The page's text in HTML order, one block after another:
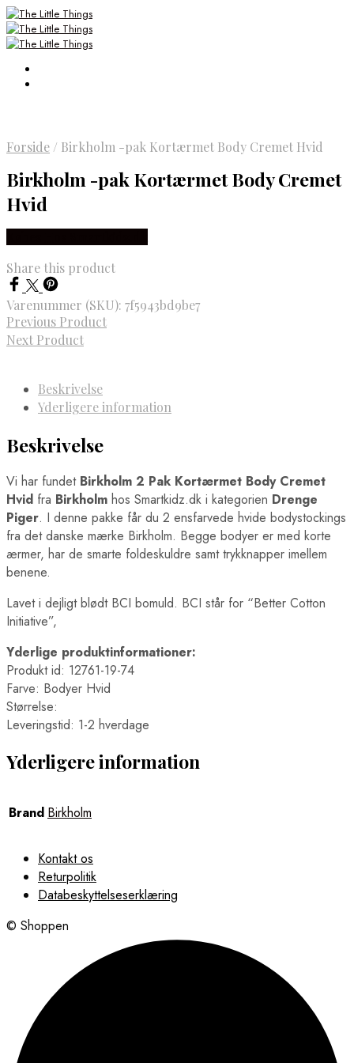
Forside / Birkholm -pak Kortærmet Body Cremet Hvid
Birkholm -pak Kortærmet Body Cremet
Hvid
Share this product
Varenummer (SKU): 7f5943bd9be7
Previous Product
Next Product
Beskrivelse
Yderligere information
Beskrivelse
Vi har fundet Birkholm 2 Pak Kortærmet Body Cremet
Hvid fra Birkholm hos Smartkidz.dk i kategorien Drenge
Piger. I denne pakke får du 2 ensfarvede hvide bodystockings
fra det danske mærke Birkholm. Begge bodyer er med korte
ærmer, har de smarte foldeskuldre samt trykknapper imellem
benene.
Lavet i dejligt blødt BCI bomuld. BCI står for “Better Cotton
Initiative”,
Yderlige produktinformationer:
Produkt id: 12761-19-74
Farve: Bodyer Hvid
Størrelse:
Leveringstid: 1-2 hverdage
Yderligere information
Brand Birkholm
Kontakt os
Returpolitik
Databeskyttelseserklæring
© Shoppen